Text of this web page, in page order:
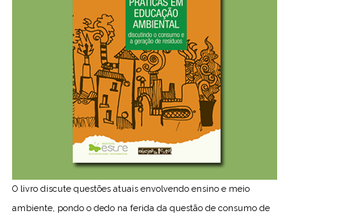
O livro discute questões atuais envolvendo ensino e meio
ambiente, pondo o dedo na ferida da questão de consumo de